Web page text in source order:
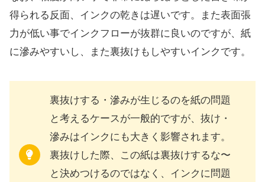
得られる反面、インクの乾きは遅いです。また表面張
力が低い事でインクフローが抜群に良いのですが、紙
に滲みやすいし、また裏抜けもしやすいインクです。
裏抜けする・滲みが生じるのを紙の問題
と考えるケースが一般的ですが、抜け・
滲みはインクにも大きく影響されます。
裏抜けした際、この紙は裏抜けするな〜
と決めつけるのではなく、インクに問題